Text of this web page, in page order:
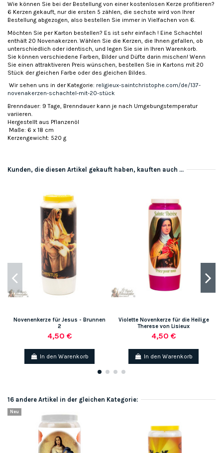
Wie können Sie bei der Bestellung von einer kostenlosen Kerze profitieren?
6 Kerzen gekauft, nur die ersten 5 zählen, die sechste wird von Ihrer
Bestellung abgezogen, also bestellen Sie immer in Vielfachen von 6.
Möchten Sie per Karton bestellen? Es ist sehr einfach ! Eine Schachtel
enthält 20 Novenakerzen. Wählen Sie die Kerzen, die Ihnen gefallen, ob
unterschiedlich oder identisch, und legen Sie sie in Ihren Warenkorb.
Sie können verschiedene Farben, Bilder und Düfte darin mischen! Wenn
Sie einen attraktiveren Preis wünschen, bestellen Sie in Kartons mit 20
Stück der gleichen Farbe oder des gleichen Bildes.
Wir sehen uns in der Kategorie: religieux-saintchristophe.com/de/137-
novenakerzen-schachtel-mit-20-stück
Brenndauer: 9 Tage, Brenndauer kann je nach Umgebungstemperatur
variieren.
Hergestellt aus Pflanzenöl
Maße: 6 x 18 cm
Kerzengewicht: 520 g
Kunden, die diesen Artikel gekauft haben, kauften auch ...
Novenenkerze für Jesus - Brunnen
2
4,50 €
In den Warenkorb
Violette Novenkerze für die Heilige
Therese von Lisieux
4,50 €
In den Warenkorb
16 andere Artikel in der gleichen Kategorie:
Neu